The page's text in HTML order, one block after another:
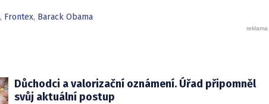
, Frontex, Barack Obama
Důchodci a valorizační oznámení. Úřad připomněl
svůj aktuální postup